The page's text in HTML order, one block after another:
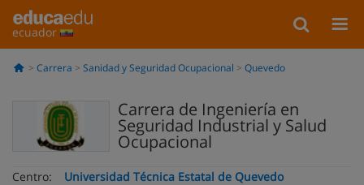
ecuador
Carrera Sanidad y Seguridad Ocupacional Quevedo
Carrera de Ingeniería en
Seguridad Industrial y Salud
Ocupacional
Centro:
Universidad Técnica Estatal de Quevedo